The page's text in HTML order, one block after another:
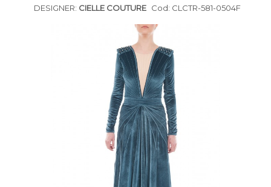
DESIGNER: CIELLE COUTURE Cod: CLCTR-581-0504F